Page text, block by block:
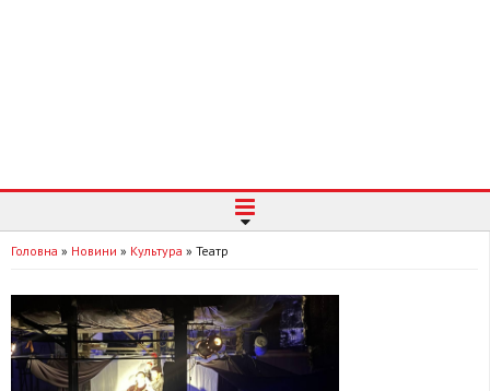
Головна » Новини » Культура » Театр